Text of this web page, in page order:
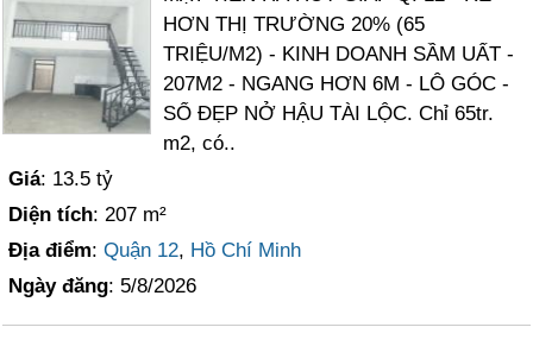
HƠN THỊ TRƯỜNG 20% (65
TRIỆU/M2) - KINH DOANH SẦM UẤT -
207M2 - NGANG HƠN 6M - LÔ GÓC -
SỔ ĐẸP NỞ HẬU TÀI LỘC. Chỉ 65tr.
m2, có..
Giá: 13.5 tỷ
Diện tích: 207 m²
Địa điểm:Quận 12, Hồ Chí Minh
Ngày đăng: 5/8/2026